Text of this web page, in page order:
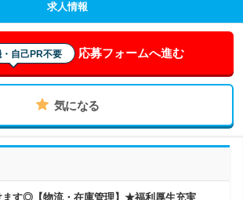
求人情報
自己PR不要 応募フォームへ進む
気になる
ます◎【物流・在庫管理】★福利厚生充実